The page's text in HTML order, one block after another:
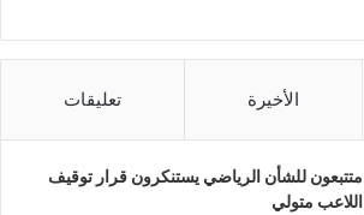
الأخيرة تعليقات
متتبعون للشأن الرياضي يستنكرون قرار توقيف
اللاعب متولي